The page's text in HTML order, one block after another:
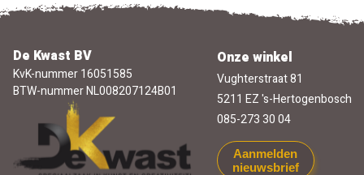
De Kwast BV
KvK-nummer 16051585
BTW-nummer NL008207124B01
Onze winkel
Vughterstraat 81
5211 EZ 's-Hertogenbosch
085-273 30 04
Aanmelden
nieuwsbrief